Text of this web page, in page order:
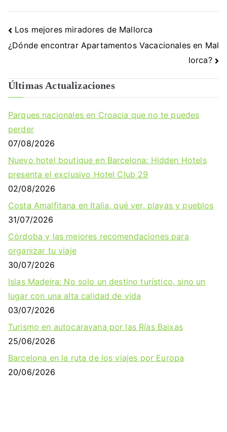
Navegación
de
Los mejores miradores de Mallorca
¿Dónde encontrar Apartamentos Vacacionales en Mal
lorca?
Últimas Actualizaciones
Parques nacionales en Croacia que no te puedes
perder
07/08/2026
Nuevo hotel boutique en Barcelona: Hidden Hotels
presenta el exclusivo Hotel Club 29
02/08/2026
Costa Amalfitana en Italia, qué ver, playas y pueblos
31/07/2026
Córdoba y las mejores recomendaciones para
organizar tu viaje
30/07/2026
Islas Madeira: No solo un destino turístico, sino un
lugar con una alta calidad de vida
03/07/2026
Turismo en autocaravana por las Rías Baixas
25/06/2026
Barcelona en la ruta de los viajes por Europa
20/06/2026